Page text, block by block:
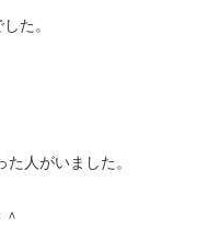
た。
人がいました。